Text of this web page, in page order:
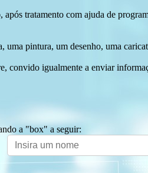
tratamento com ajuda de
pintura, um desenho, uma
convido igualmente a enviar
a "box" a seguir: